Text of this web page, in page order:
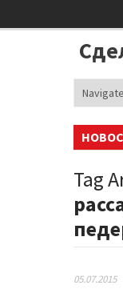
информацию об
с полицией
•
Tag
05.07.2015